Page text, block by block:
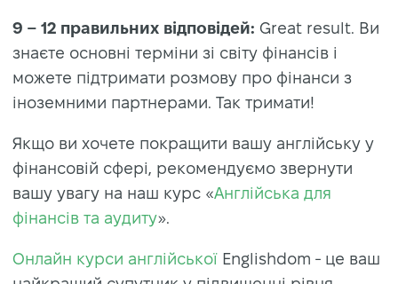
9 – 12 правильних відповідей: Great result. Ви
знаєте основні терміни зі світу фінансів і
можете підтримати розмову про фінанси з
іноземними партнерами. Так тримати!
Якщо ви хочете покращити вашу англійську у
фінансовій сфері, рекомендуємо звернути
вашу увагу на наш курс «Англійська для
фінансів та аудиту».
Онлайн курси англійської Englishdom - це ваш